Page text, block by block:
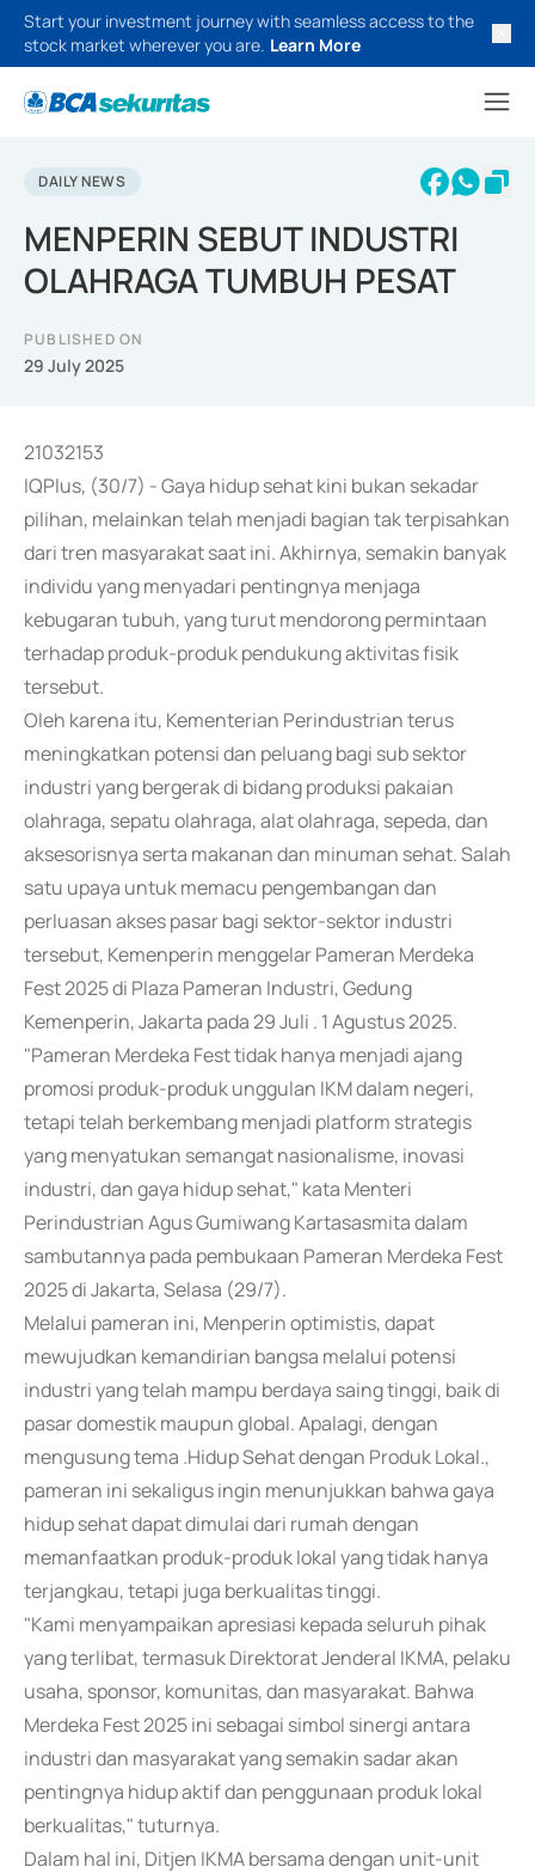
Start your investment journey with seamless access to the
stock market wherever you are. Learn More
DAILY NEWS
MENPERIN SEBUT INDUSTRI
OLAHRAGA TUMBUH PESAT
PUBLISHED ON
29 July 2025
21032153
IQPlus, (30/7) - Gaya hidup sehat kini bukan sekadar
pilihan, melainkan telah menjadi bagian tak terpisahkan
dari tren masyarakat saat ini. Akhirnya, semakin banyak
individu yang menyadari pentingnya menjaga
kebugaran tubuh, yang turut mendorong permintaan
terhadap produk-produk pendukung aktivitas fisik
tersebut.
Oleh karena itu, Kementerian Perindustrian terus
meningkatkan potensi dan peluang bagi sub sektor
industri yang bergerak di bidang produksi pakaian
olahraga, sepatu olahraga, alat olahraga, sepeda, dan
aksesorisnya serta makanan dan minuman sehat. Salah
satu upaya untuk memacu pengembangan dan
perluasan akses pasar bagi sektor-sektor industri
tersebut, Kemenperin menggelar Pameran Merdeka
Fest 2025 di Plaza Pameran Industri, Gedung
Kemenperin, Jakarta pada 29 Juli . 1 Agustus 2025.
"Pameran Merdeka Fest tidak hanya menjadi ajang
promosi produk-produk unggulan IKM dalam negeri,
tetapi telah berkembang menjadi platform strategis
yang menyatukan semangat nasionalisme, inovasi
industri, dan gaya hidup sehat," kata Menteri
Perindustrian Agus Gumiwang Kartasasmita dalam
sambutannya pada pembukaan Pameran Merdeka Fest
2025 di Jakarta, Selasa (29/7).
Melalui pameran ini, Menperin optimistis, dapat
mewujudkan kemandirian bangsa melalui potensi
industri yang telah mampu berdaya saing tinggi, baik di
pasar domestik maupun global. Apalagi, dengan
mengusung tema .Hidup Sehat dengan Produk Lokal.,
pameran ini sekaligus ingin menunjukkan bahwa gaya
hidup sehat dapat dimulai dari rumah dengan
memanfaatkan produk-produk lokal yang tidak hanya
terjangkau, tetapi juga berkualitas tinggi.
"Kami menyampaikan apresiasi kepada seluruh pihak
yang terlibat, termasuk Direktorat Jenderal IKMA, pelaku
usaha, sponsor, komunitas, dan masyarakat. Bahwa
Merdeka Fest 2025 ini sebagai simbol sinergi antara
industri dan masyarakat yang semakin sadar akan
pentingnya hidup aktif dan penggunaan produk lokal
berkualitas," tuturnya.
Dalam hal ini, Ditjen IKMA bersama dengan unit-unit